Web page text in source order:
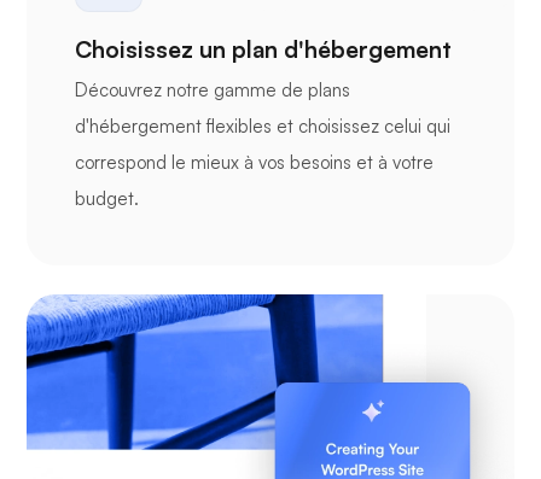
Choisissez un plan d'hébergement
Découvrez notre gamme de plans
d'hébergement flexibles et choisissez celui qui
correspond le mieux à vos besoins et à votre
budget.